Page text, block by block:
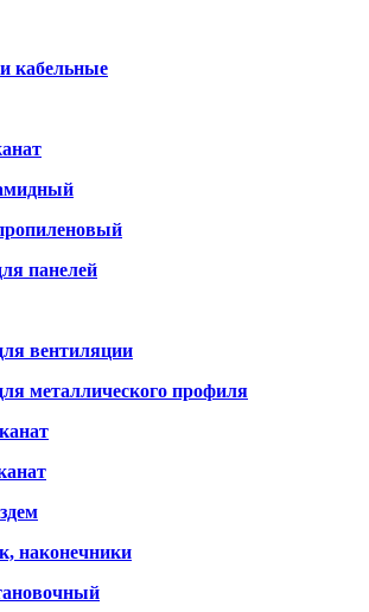
кабельные
панелей
вентиляции
металлического профиля
наконечники